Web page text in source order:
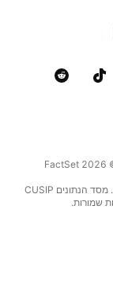
בחר נתוני ייחוס המסופקים על ידי FactSet. זכויות יוצרים © 2026 ‏FactSet
זכויות יוצרים © 2026, ‏American Bankers Association. מסד הנתונים CUSIP